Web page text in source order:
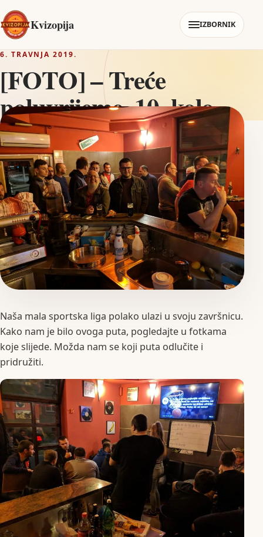
Kvizopija IZBORNIK
6. TRAVNJA 2019.
[FOTO] – Treće
poluvrijeme, 10. kolo
Naša mala sportska liga polako ulazi u svoju završnicu.
Kako nam je bilo ovoga puta, pogledajte u fotkama
koje slijede. Možda nam se koji puta odlučite i
pridružiti.